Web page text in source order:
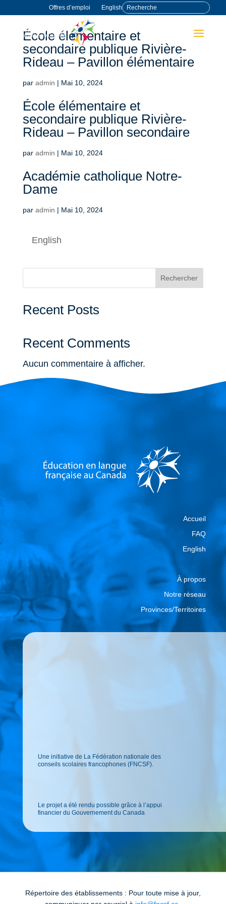
Offres d’emploi English
École élémentaire et
secondaire publique Rivière-
Rideau – Pavillon élémentaire
par admin | Mai 10, 2024
École élémentaire et
secondaire publique Rivière-
Rideau – Pavillon secondaire
par admin | Mai 10, 2024
Académie catholique Notre-
Dame
par admin | Mai 10, 2024
English
Rechercher
Recent Posts
Recent Comments
Aucun commentaire à afficher.
Accueil
FAQ
English
À propos
Notre réseau
Provinces/Territoires
Une initiative de La Fédération nationale des
conseils scolaires francophones (FNCSF).
Le projet a été rendu possible grâce à l’appui
financier du Gouvernement du Canada
Répertoire des établissements : Pour toute mise à jour,